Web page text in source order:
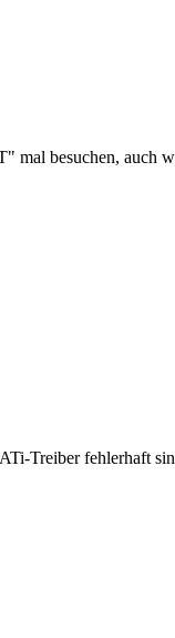
mal besuchen, auch
Treiber fehlerhaft